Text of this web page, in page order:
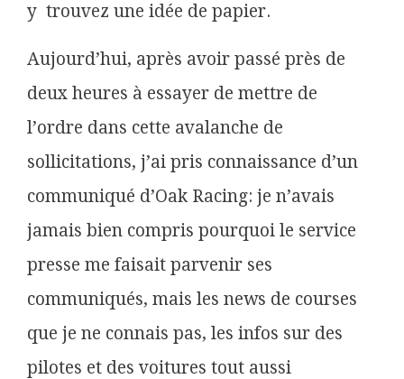
y trouvez une idée de papier.
Aujourd’hui, après avoir passé près de
deux heures à essayer de mettre de
l’ordre dans cette avalanche de
sollicitations, j’ai pris connaissance d’un
communiqué d’Oak Racing: je n’avais
jamais bien compris pourquoi le service
presse me faisait parvenir ses
communiqués, mais les news de courses
que je ne connais pas, les infos sur des
pilotes et des voitures tout aussi